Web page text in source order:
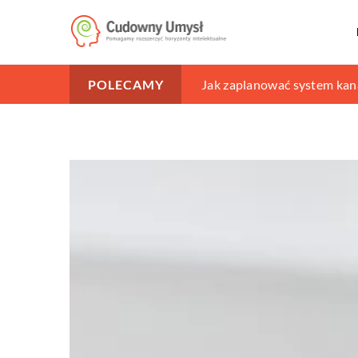
POLECAMY Jakie udogodnienia warto
Jak zaplanować system
Jakie zabiegi są